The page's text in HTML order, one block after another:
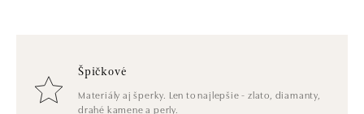
Špičkové
Materiály aj šperky. Len to najlepšie - zlato, diamanty,
drahé kamene a perly.